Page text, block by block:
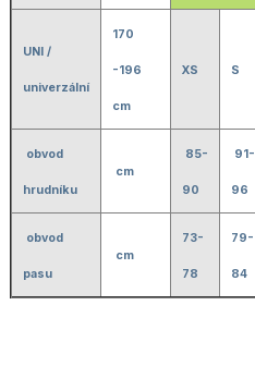
UNI /
univerzální
170
-196
cm
XS S
obvod
hrudníku
cm
85-
90
91-
96
obvod
pasu
cm
73-
78
79-
84